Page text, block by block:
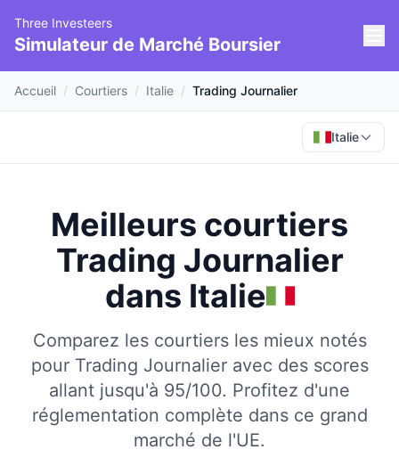
Three Investeers
Simulateur de Marché Boursier
Accueil / Courtiers / Italie / Trading Journalier
Italie
Meilleurs courtiers
Trading Journalier
dans Italie
Comparez les courtiers les mieux notés
pour Trading Journalier avec des scores
allant jusqu'à 95/100. Profitez d'une
réglementation complète dans ce grand
marché de l'UE.